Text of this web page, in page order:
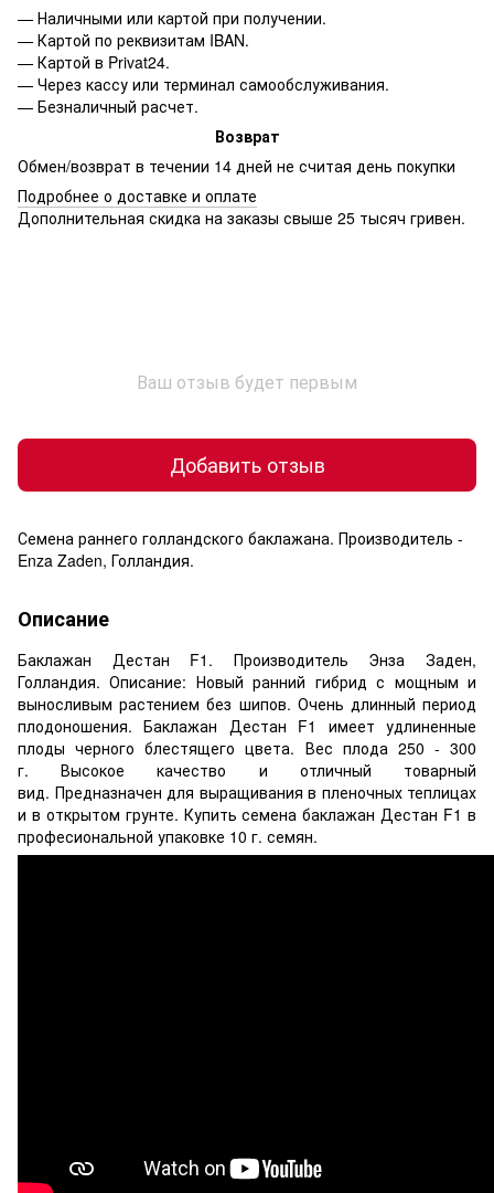
— Наличными или картой при получении.
— Картой по реквизитам IBAN.
— Картой в Privat24.
— Через кассу или терминал самообслуживания.
— Безналичный расчет.
Возврат
Обмен/возврат в течении 14 дней не считая день покупки
Подробнее о доставке и оплате
Дополнительная скидка на заказы свыше 25 тысяч гривен.
Ваш отзыв будет первым
Добавить отзыв
Семена раннего голландского баклажана. Производитель -
Enza Zaden, Голландия.
Описание
Баклажан Дестан F1. Производитель Энза Заден,
Голландия. Описание: Новый ранний гибрид с мощным и
выносливым растением без шипов. Очень длинный период
плодоношения. Баклажан Дестан F1 имеет удлиненные
плоды черного блестящего цвета. Вес плода 250 - 300
г. Высокое качество и отличный товарный
вид. Предназначен для выращивания в пленочных теплицах
и в открытом грунте. Купить семена баклажан Дестан F1 в
професиональной упаковке 10 г. семян.